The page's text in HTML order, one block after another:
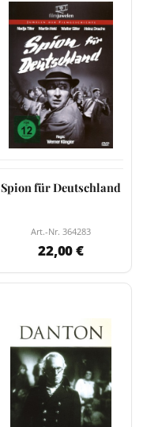
Spion für Deutschland
Art.-Nr. 364283
22,00 €